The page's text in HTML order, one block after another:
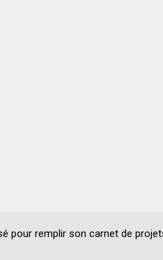
pour remplir son carnet de